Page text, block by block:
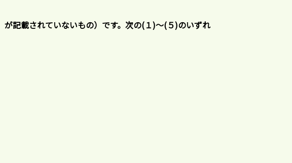
記載されていないもの）です。次の(１)～(５)のいずれ